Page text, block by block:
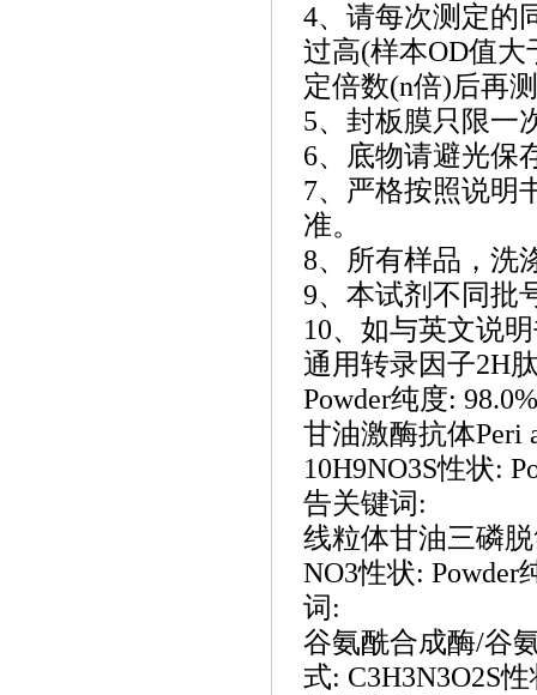
4、请每次测定的
过高(样本OD值
定倍数(n倍)后再
5、封板膜只限一
6、底物请避光保
7、严格按照说明
准。
8、所有样品，洗
9、本试剂不同批
10、如与英文说
通用转录因子2H
Powder纯度:
甘油激酶抗体Peri
10H9NO3S性状:
告关键词:
线粒体甘油三磷
NO3性状:
词:
谷氨酰合成酶/谷
式: C3H3N3O2S